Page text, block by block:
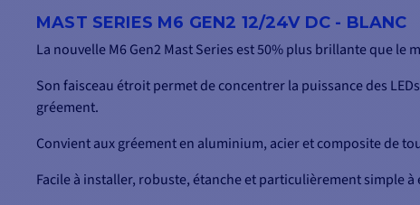
MAST SERIES M6 GEN2 12/24V DC - BLANC
La nouvelle M6 Gen2 Mast Series est 50% plus brillante que le
Son faisceau étroit permet de concentrer la puissance des
gréement.
Convient aux gréement en aluminium, acier et composite de
Facile à installer, robuste, étanche et particulièrement simple